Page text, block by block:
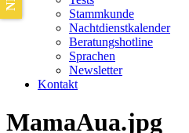
Stammkunde
Nachtdienstkalender
Beratungshotline
Sprachen
Newsletter
Kontakt
MamaAua.jpg